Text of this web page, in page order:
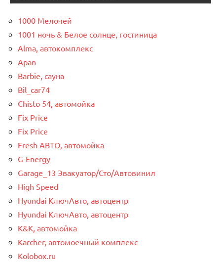
1000 Мелочей
1001 ночь & Белое солнце, гостиница
Alma, автокомплекс
Apan
Barbie, сауна
Bil_car74
Chisto 54, автомойка
Fix Price
Fix Price
Fresh АВТО, автомойка
G-Energy
Garage_13 Эвакуатор/Сто/Автовинил
High Speed
Hyundai КлючАвто, автоцентр
Hyundai КлючАвто, автоцентр
K&K, автомойка
Karcher, автомоечный комплекс
Kolobox.ru